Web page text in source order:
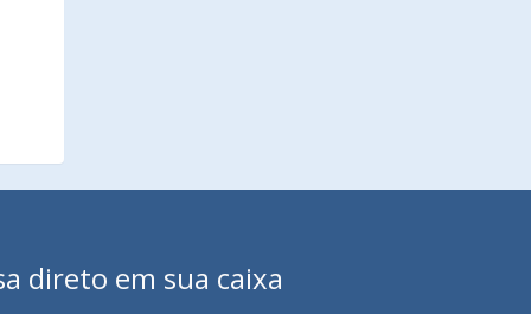
direto em sua caixa